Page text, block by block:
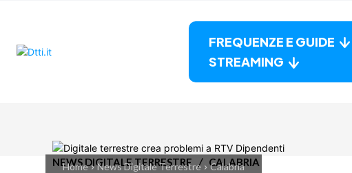
FREQUENZE E GUIDE
STREAMING
Home News Digitale Terrestre Calabria
NEWS DIGITALE TERRESTRE CALABRIA